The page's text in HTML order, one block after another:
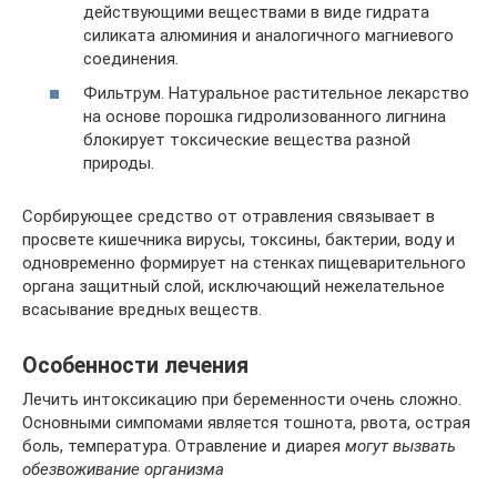
действующими веществами в виде гидрата
силиката алюминия и аналогичного магниевого
соединения.
Фильтрум. Натуральное растительное лекарство
на основе порошка гидролизованного лигнина
блокирует токсические вещества разной
природы.
Сорбирующее средство от отравления связывает в
просвете кишечника вирусы, токсины, бактерии, воду и
одновременно формирует на стенках пищеварительного
органа защитный слой, исключающий нежелательное
всасывание вредных веществ.
Особенности лечения
Лечить интоксикацию при беременности очень сложно.
Основными симпомами является тошнота, рвота, острая
боль, температура. Отравление и диарея могут вызвать
обезвоживание организма